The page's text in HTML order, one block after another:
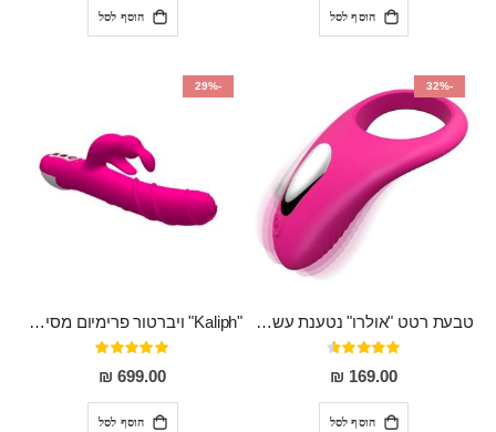
הוסף לסל הוסף לסל
-32%
טבעת רטט "אולרו" נטענת עשויה סיליקון רפואי עם רטט חזק ומטריף חושים
דירוג:
91%
169.00 ₪
הוסף לסל
-29%
"Kaliph" ויברטור פרימיום מסיליקון רפואי , נטען, שקט במיוחד, מסתובב ומתפתל, שמנמן עם חדירה 14 סמ
דירוג:
100%
699.00 ₪
הוסף לסל